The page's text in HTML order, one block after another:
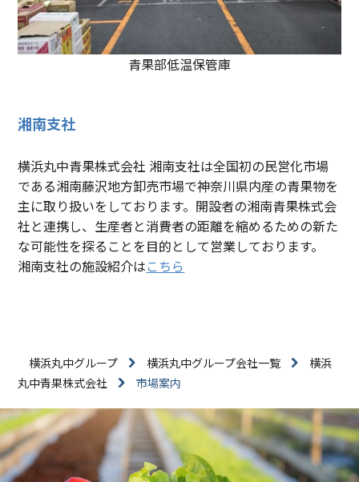
青果部低温保管庫
湘南支社
横浜丸中青果株式会社 湘南支社は全国初の民営化市場
である湘南藤沢地方卸売市場で神奈川県内産の青果物を
主に取り扱いをしております。開設者の湘南青果株式会
社と連携し、生産者と消費者の距離を縮めるための新た
な可能性を探ることを目的として営業しております。
湘南支社の施設紹介はこちら
横浜丸中グループ 横浜丸中グループ会社一覧
横浜
丸中青果株式会社
市場案内